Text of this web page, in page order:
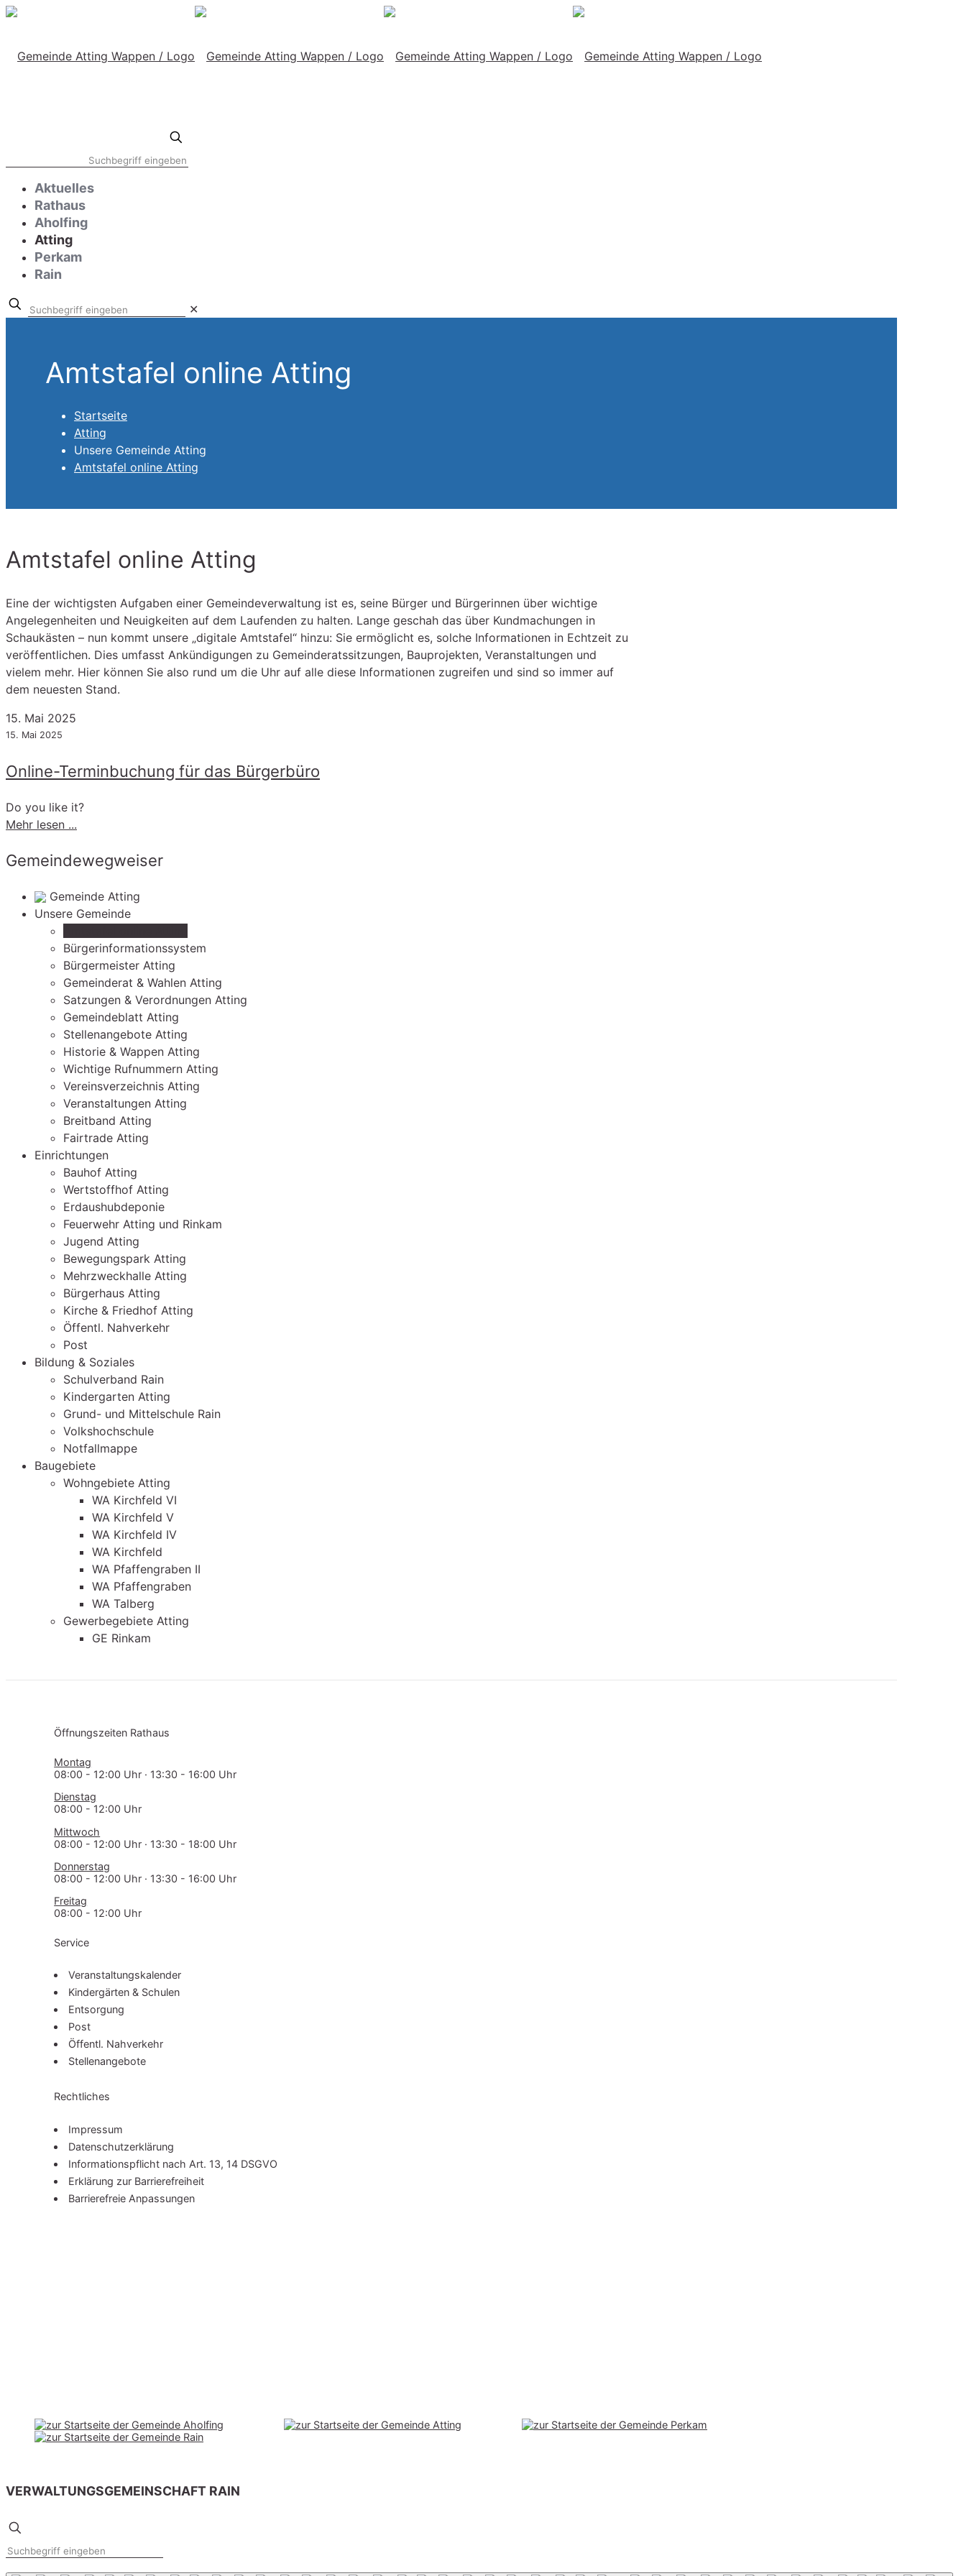
Aktuelles
Rathaus
Aholfing
Atting
Perkam
Rain
Suchbegriff
eingeben
✕
Amtstafel online Atting
Startseite
Atting
Unsere Gemeinde Atting
Amtstafel online Atting
Amtstafel online Atting
Eine der wichtigsten Aufgaben einer Gemeindeverwaltung ist es, seine Bürger und Bürgerinnen über wichtige
Angelegenheiten und Neuigkeiten auf dem Laufenden zu halten. Lange geschah das über Kundmachungen in
Schaukästen – nun kommt unsere „digitale Amtstafel“ hinzu: Sie ermöglicht es, solche Informationen in Echtzeit zu
veröffentlichen. Dies umfasst Ankündigungen zu Gemeinderatssitzungen, Bauprojekten, Veranstaltungen und
vielem mehr. Hier können Sie also rund um die Uhr auf alle diese Informationen zugreifen und sind so immer auf
dem neuesten Stand.
15. Mai 2025
15. Mai 2025
Online-Terminbuchung für das Bürgerbüro
Do you like it?
Mehr lesen ...
Terminbuchung
das
Bürgerbüro
Gemeindewegweiser
Gemeinde Atting
Unsere Gemeinde
Bürgerinformationssystem
Bürgermeister Atting
Gemeinderat & Wahlen Atting
Satzungen & Verordnungen Atting
Gemeindeblatt Atting
Stellenangebote Atting
Historie & Wappen Atting
Wichtige Rufnummern Atting
Vereinsverzeichnis Atting
Veranstaltungen Atting
Breitband Atting
Fairtrade Atting
Einrichtungen
Bauhof Atting
Wertstoffhof Atting
Erdaushubdeponie
Feuerwehr Atting und Rinkam
Jugend Atting
Bewegungspark Atting
Mehrzweckhalle Atting
Bürgerhaus Atting
Kirche & Friedhof Atting
Öffentl. Nahverkehr
Post
Bildung & Soziales
Schulverband Rain
Kindergarten Atting
Grund- und Mittelschule Rain
Volkshochschule
Notfallmappe
Baugebiete
Wohngebiete Atting
WA Kirchfeld VI
WA Kirchfeld V
WA Kirchfeld IV
WA Kirchfeld
WA Pfaffengraben II
WA Pfaffengraben
WA Talberg
Gewerbegebiete Atting
GE Rinkam
Öff­nungs­zei­ten Rathaus
Montag
08:00 - 12:00 Uhr · 13:30 - 16:00 Uhr
Dienstag
08:00 - 12:00 Uhr
Mittwoch
08:00 - 12:00 Uhr · 13:30 - 18:00 Uhr
Donnerstag
08:00 - 12:00 Uhr · 13:30 - 16:00 Uhr
Freitag
08:00 - 12:00 Uhr
Service
Ver­an­stal­tungs­ka­len­der
Kindergärten & Schulen
Entsorgung
Post
Öffentl. Nahverkehr
Stel­len­an­ge­bo­te
Rechtliches
Impressum
Da­ten­schutz­er­klä­rung
In­for­ma­ti­ons­pflicht nach Art. 13, 14 DSGVO
Erklärung zur Bar­rie­re­frei­heit
Barrierefreie Anpassungen
VERWALTUNGSGEMEINSCHAFT RAIN